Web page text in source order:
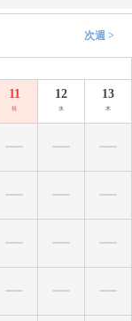
次週 >
11
祝
12
水
13
木